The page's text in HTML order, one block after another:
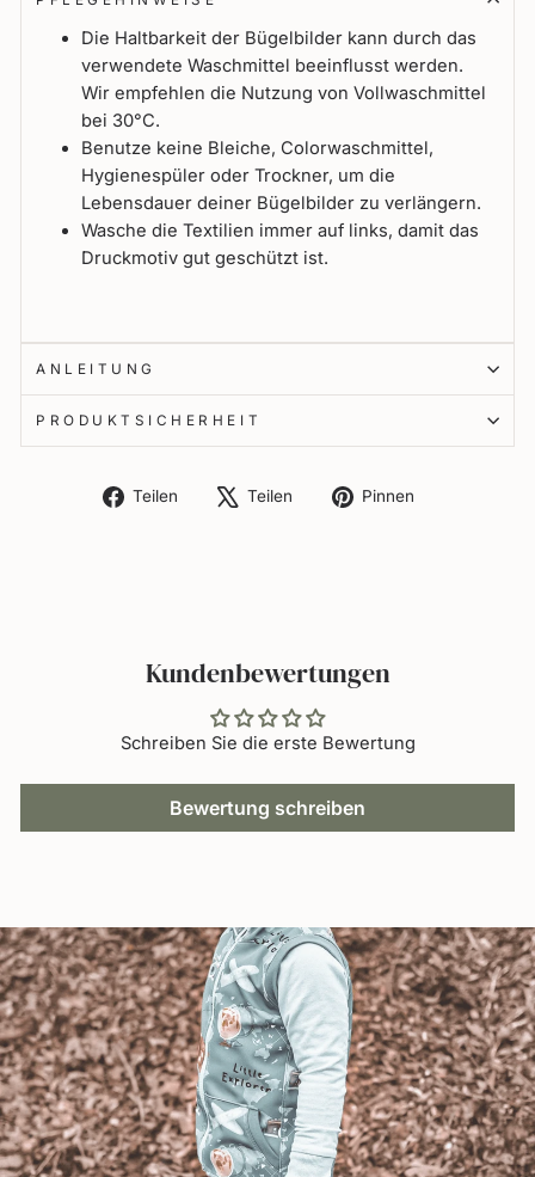
Die Haltbarkeit der Bügelbilder kann durch das
verwendete Waschmittel beeinflusst werden.
Wir empfehlen die Nutzung von Vollwaschmittel
bei 30°C.
Benutze keine Bleiche, Colorwaschmittel,
Hygienespüler oder Trockner, um die
Lebensdauer deiner Bügelbilder zu verlängern.
Wasche die Textilien immer auf links, damit das
Druckmotiv gut geschützt ist.
ANLEITUNG
PRODUKTSICHERHEIT
Teilen
Auf
Teilen
Auf
Pinnen
Kundenbewertungen
Schreiben Sie die erste Bewertung
Bewertung schreiben